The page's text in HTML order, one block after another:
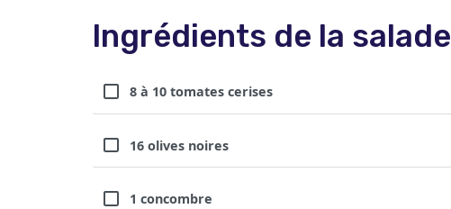
Ingrédients de la salade
8 à 10 tomates cerises
16 olives noires
1 concombre